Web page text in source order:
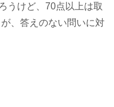
うけど、70点以上は取
、答えのない問いに対